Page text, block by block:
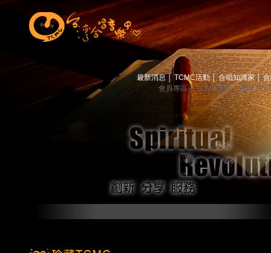
最新消息 TCMC活動│ 合唱知識家│
會員專區│ TCMC會訊│ 關於